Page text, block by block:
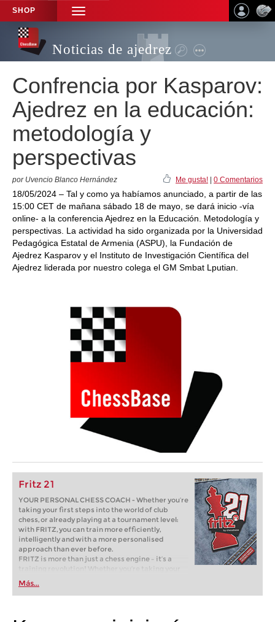
SHOP
TOGGLE
NAVIGATION
Noticias de ajedrez
Confrencia por Kasparov:
Ajedrez en la educación:
metodología y
perspectivas
por Uvencio Blanco Hernández Me gusta! 0 Comentarios
18/05/2024 – Tal y como ya habíamos anunciado, a partir de las
15:00 CET de mañana sábado 18 de mayo, se dará inicio -vía
online- a la conferencia Ajedrez en la Educación. Metodología y
perspectivas. La actividad ha sido organizada por la Universidad
Pedagógica Estatal de Armenia (ASPU), la Fundación de
Ajedrez Kasparov y el Instituto de Investigación Científica del
Ajedrez liderada por nuestro colega el GM Smbat Lputian.
Fritz 21
YOUR PERSONAL CHESS COACH - Whether you’re
taking your first steps into the world of club
chess, or already playing at a tournament level:
with FRITZ, you can train more efficiently,
intelligently and with a more personalised
approach than ever before.
FRITZ is more than just a chess engine – it’s a
training revolution! Whether you’re taking your
first steps into the world of club chess, or already
playing at a tournament level: with FRITZ, you can
train more efficiently, intelligently and with a
Más...